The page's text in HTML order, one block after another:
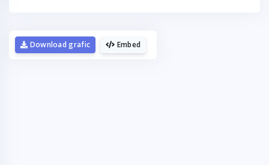
Embed
Download grafic